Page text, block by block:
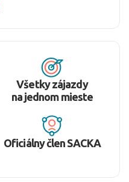
Všetky zájazdy
na jednom mieste
Oficiálny člen SACKA